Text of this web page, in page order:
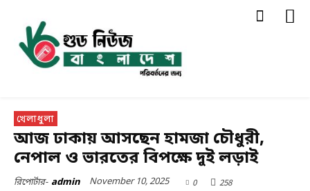
খেলাধুলা
আজ ঢাকায় আসছেন হামজা চৌধুরী,
নেপাল ও ভারতের বিপক্ষে দুই লড়াই
রিপোর্টার- admin November 10, 2025 0 258